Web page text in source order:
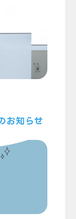
お知らせ